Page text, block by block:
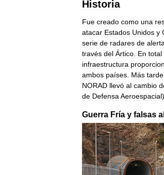
Historia
Fue creado como una
atacar Estados Unidos y
serie de radares de alerta
través del Ártico En total
infraestructura
ambos países Más tarde
NORAD llevó al cambio
de Defensa Aeroespacial),
Guerra Fría y falsas